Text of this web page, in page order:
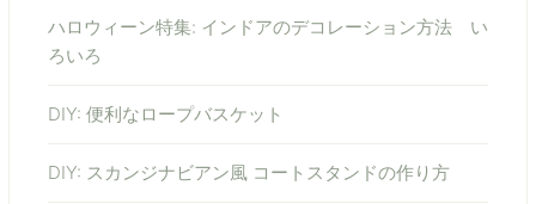
ハロウィーン特集: インドアのデコレーション方法 い
ろいろ
DIY: 便利なロープバスケット
DIY: スカンジナビアン風 コートスタンドの作り方